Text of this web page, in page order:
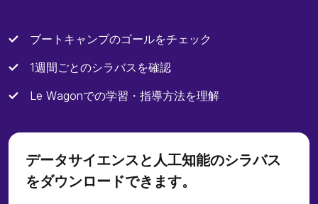
ブートキャンプのゴールをチェック
1週間ごとのシラバスを確認
Le Wagonでの学習・指導方法を理解
データサイエンスと人工知能のシラバス
をダウンロードできます。